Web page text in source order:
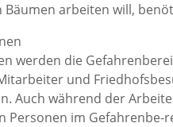
arbeiten will,
werden die
und
Auch während der
Personen im Gefahrenbe-